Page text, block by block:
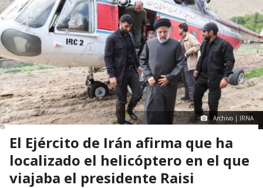
Archivo | IRNA
El Ejército de Irán afirma que ha
localizado el helicóptero en el que
viajaba el presidente Raisi